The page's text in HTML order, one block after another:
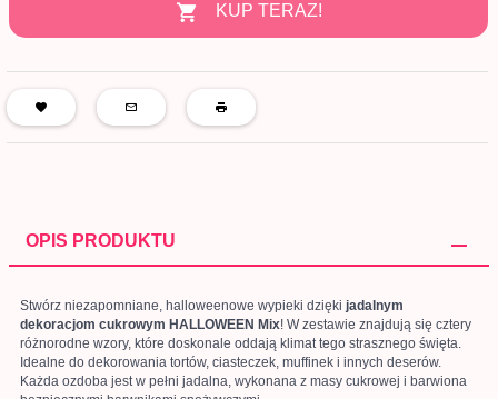
KUP TERAZ!
OPIS PRODUKTU
Stwórz niezapomniane, halloweenowe wypieki dzięki jadalnym
dekoracjom cukrowym HALLOWEEN Mix! W zestawie znajdują się cztery
różnorodne wzory, które doskonale oddają klimat tego strasznego święta.
Idealne do dekorowania tortów, ciasteczek, muffinek i innych deserów.
Każda ozdoba jest w pełni jadalna, wykonana z masy cukrowej i barwiona